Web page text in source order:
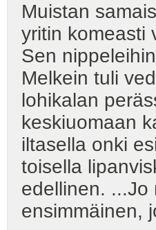
Muistan
yritin komeasti
Sen
Melkein tuli
lohikalan
keskiuomaan
iltasella onki
toisella
edellinen. ...Jo
ensimmäinen,